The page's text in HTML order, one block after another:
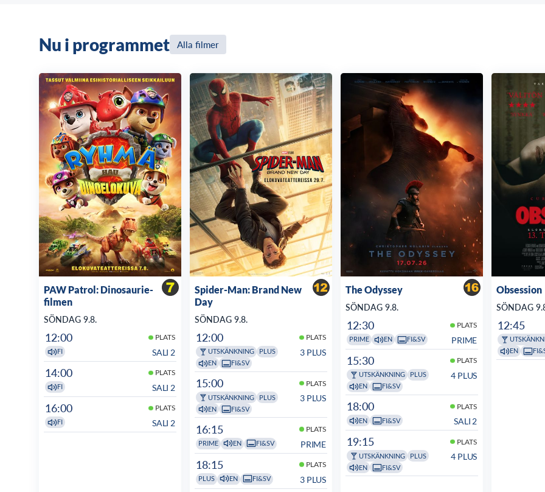
Nu i programmet Alla filmer
PAW Patrol: Dinosaurie-
filmen
SÖNDAG 9.8.
12:00 PLATS
FI SALI 2
14:00 PLATS
FI SALI 2
16:00 PLATS
FI SALI 2
Spider-Man: Brand New
Day
SÖNDAG 9.8.
12:00 PLATS
UTSKÄNKNING
PLUS
EN
FI&SV
3 PLUS
15:00 PLATS
UTSKÄNKNING
PLUS
EN
FI&SV
3 PLUS
16:15 PLATS
PRIME EN FI&SV PRIME
18:15 PLATS
PLUS EN FI&SV 3 PLUS
The Odyssey
SÖNDAG 9.8.
12:30 PLATS
PRIME EN FI&SV PRIME
15:30 PLATS
UTSKÄNKNING
PLUS
EN
FI&SV
4 PLUS
18:00 PLATS
EN FI&SV SALI 2
19:15 PLATS
UTSKÄNKNING
PLUS
EN
FI&SV
4 PLUS
Obsession
SÖNDAG
12:45
EN